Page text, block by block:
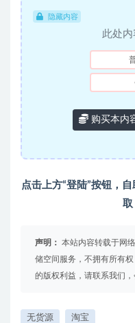
隐藏内容
此处
购买本内
点击上方“登陆”按钮，自
取
声明： 本站内容转载于网
储空间服务，不拥有所有
的版权利益，请联系我们，
无货源 淘宝